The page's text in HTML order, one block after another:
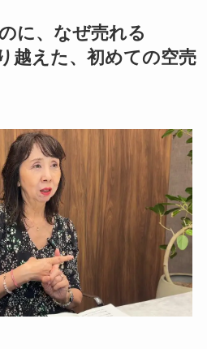
に、なぜ売れる
越えた、初めての空売